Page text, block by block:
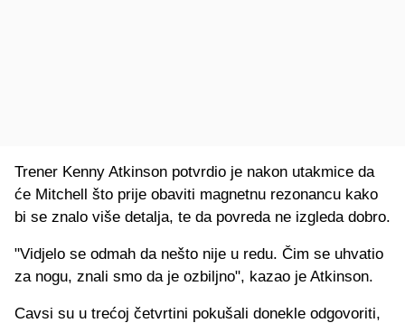
Trener Kenny Atkinson potvrdio je nakon utakmice da
će Mitchell što prije obaviti magnetnu rezonancu kako
bi se znalo više detalja, te da povreda ne izgleda dobro.
"Vidjelo se odmah da nešto nije u redu. Čim se uhvatio
za nogu, znali smo da je ozbiljno", kazao je Atkinson.
Cavsi su u trećoj četvrtini pokušali donekle odgovoriti,